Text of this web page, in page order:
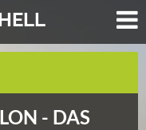
- DAS